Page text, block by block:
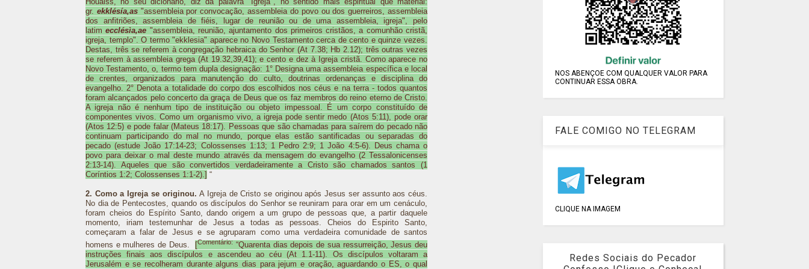
gr. ekklésía,as"assembleia por convocação, assembleia do povo ou dos guerreiros, assembleia
dos anfitriões, assembleia de fiéis, lugar de reunião ou de uma assembleia, igreja", pelo
latimecclésìa,ae "assembleia, reunião, ajuntamento dos primeiros cristãos, a comunhão cristã,
igreja, templo". O termo "ekklesia" aparece no Novo Testamento cerca de cento e quinze vezes.
Destas, três se referem à congregação hebraica do Senhor (At 7.38; Hb 2.12); três outras vezes
se referem à assembleia grega (At 19.32,39,41); e cento e dez à Igreja cristã. Como aparece no
Novo Testamento, o, termo tem dupla designação: 1° Designa uma assembleia específica e local
de crentes, organizados para manutenção do culto, doutrinas ordenanças e disciplina do
evangelho. 2° Denota a totalidade do corpo dos escolhidos nos céus e na terra - todos quantos
foram alcançados pelo concerto da graça de Deus que os faz membros do reino eterno de Cristo.
A igreja não é nenhum tipo de instituição ou objeto impessoal. É um corpo constituído de
componentes vivos. Como um organismo vivo, a igreja pode sentir medo (Atos 5:11), pode orar
(Atos 12:5) e pode falar (Mateus 18:17). Pessoas que são chamadas para saírem do pecado não
continuam participando do mal no mundo, porque elas estão santificadas ou separadas do
pecado (estude João 17:14-23; Colossenses 1:13; 1 Pedro 2:9; 1 João 4:5-6). Deus chama o
povo para deixar o mal deste mundo através da mensagem do evangelho (2 Tessalonicenses
2:13-14). Aqueles que são convertidos verdadeiramente a Cristo são chamados santos (1
Coríntios 1:2; Colossenses 1:1-2).] “
2. Como a Igreja se originou. A Igreja de Cristo se originou após Jesus ser assunto aos céus.
No dia de Pentecostes, quando os discípulos do Senhor se reuniram para orar em um cenáculo,
foram cheios do Espírito Santo, dando origem a um grupo de pessoas que, a partir daquele
momento, iriam testemunhar de Jesus a todas as pessoas. Cheios do Espirito Santo,
começaram a falar de Jesus e se agruparam como uma verdadeira comunidade de santos
homens e mulheres de Deus.
[Comentário: “Quarenta dias depois de sua ressurreição, Jesus deu
instruções finais aos discípulos e ascendeu ao céu (At 1.1-11). Os discípulos voltaram a
Jerusalém e se recolheram durante alguns dias para jejum e oração, aguardando o ES, o qual
NOS ABENÇOE COM QUALQUER VALOR PARA
CONTINUAR ESSA OBRA.
FALE COMIGO NO TELEGRAM
CLIQUE NA IMAGEM
Redes Sociais do Pecador